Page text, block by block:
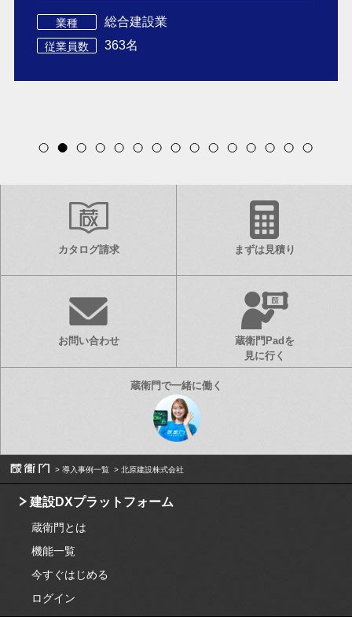
業種 総合建設業
従業員数 363名
カタログ請求 まずは見積り
お問い合わせ
蔵衛門Padを
見に行く
導入事例一覧 北原建設株式会社
建設DXプラットフォーム
蔵衛門とは
機能一覧
今すぐはじめる
ログイン